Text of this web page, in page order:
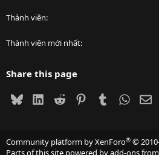
Thành viên
Thành viên mới nhất
Share this page
BlueskyLinkedIn
Reddit PinterestTumblr
Community platform by XenForo® ©